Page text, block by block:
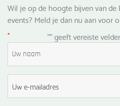
Wil je op de hoogte bijven van
events? Meld je dan nu aan voor
"
* " geeft vereiste